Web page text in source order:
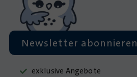
Newsletter abonnieren
exklusive Angebote